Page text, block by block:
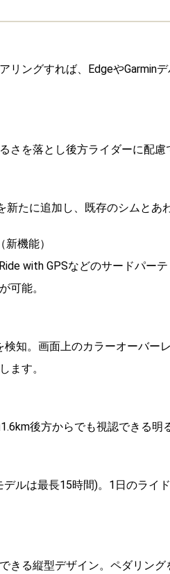
リングすれば、EdgeやGarmin
さを落とし後方ライダーに配慮
たに追加し、既存のシムとあ
機能）
with GPSなどのサードパー
可能。
知。画面上のカラーオーバー
ます。
後方からでも視認できる明
ルは最長15時間)。1日のライ
きる縦型デザイン。ペダリング